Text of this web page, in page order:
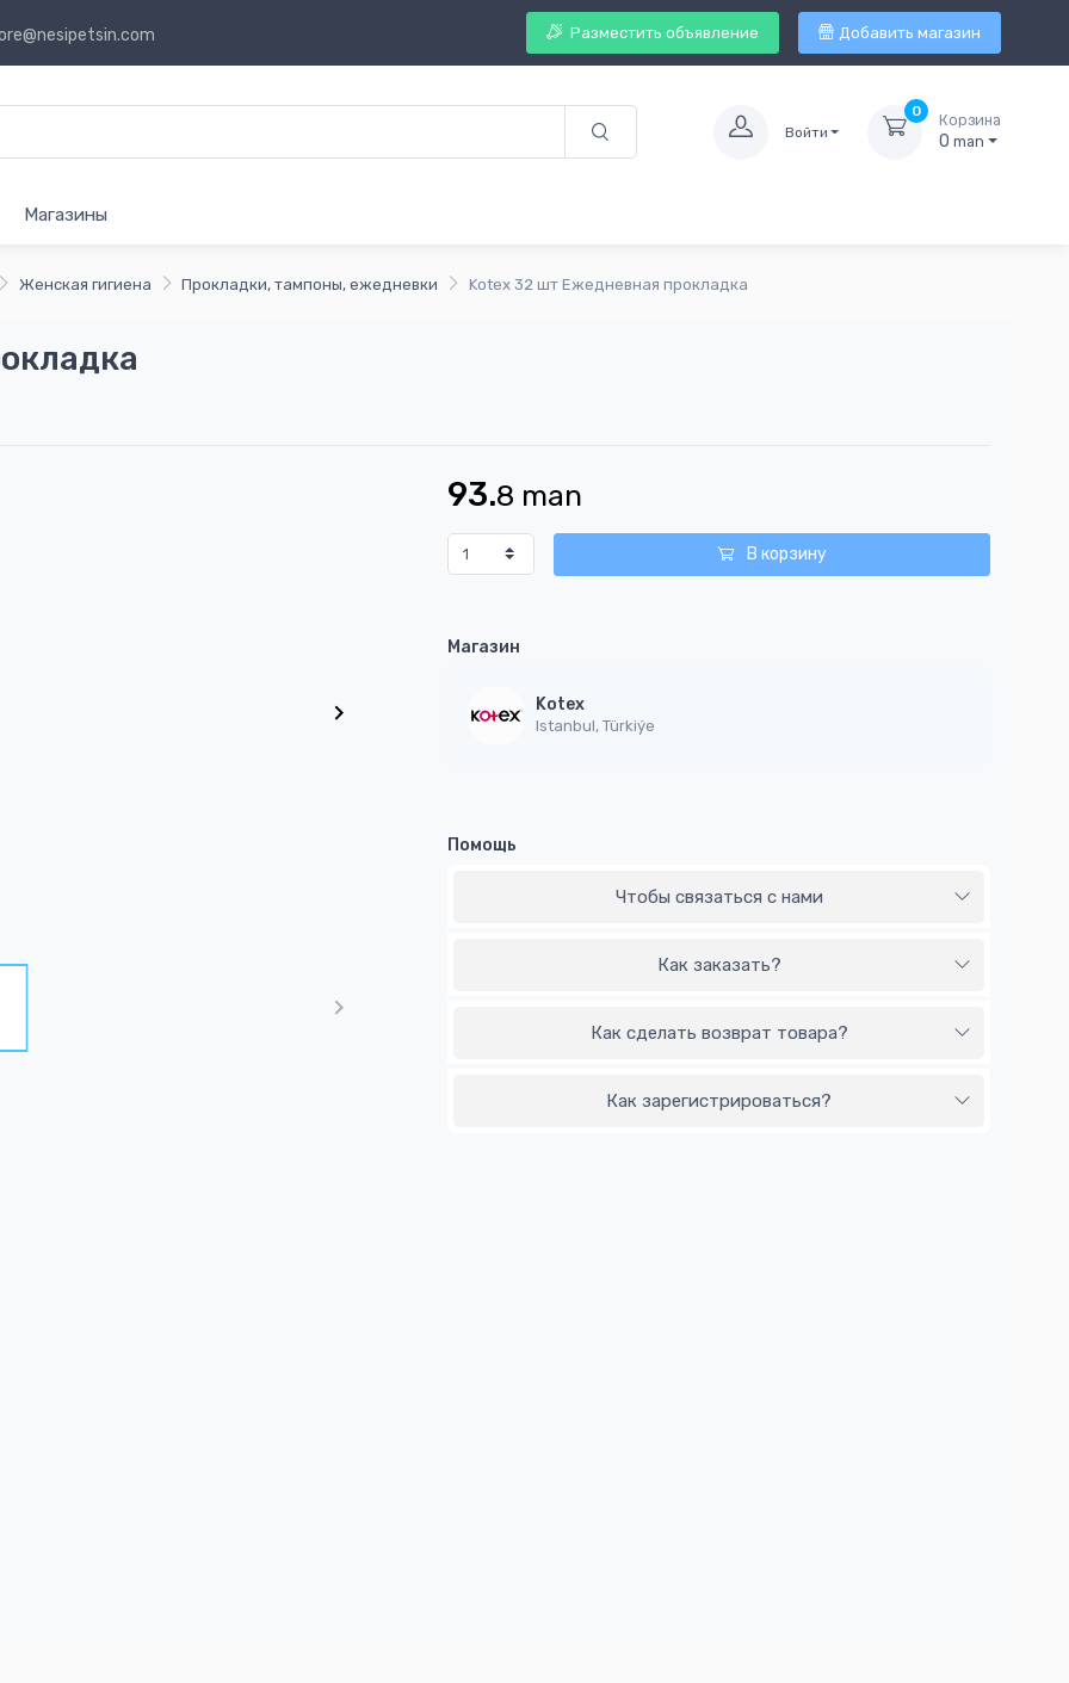
Разместить объявление Добавить магазин
Войти
0
Корзина
0 man
Магазины
Женская гигиена Прокладки, тампоны, ежедневки Kotex 32 шт Ежедневная прокладка
93.8 man
В корзину
Магазин
Kotex
Istanbul, Türkiýe
Помощь
Чтобы связаться с нами
Как заказать?
Как сделать возврат товара?
Как зарегистрироваться?